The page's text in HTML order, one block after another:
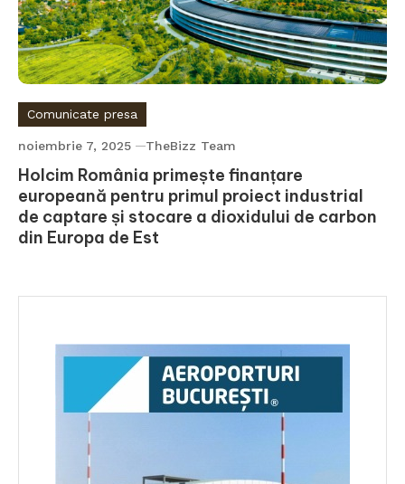
Comunicate presa
noiembrie 7, 2025 TheBizz Team
Holcim România primește finanțare
europeană pentru primul proiect industrial
de captare și stocare a dioxidului de carbon
din Europa de Est